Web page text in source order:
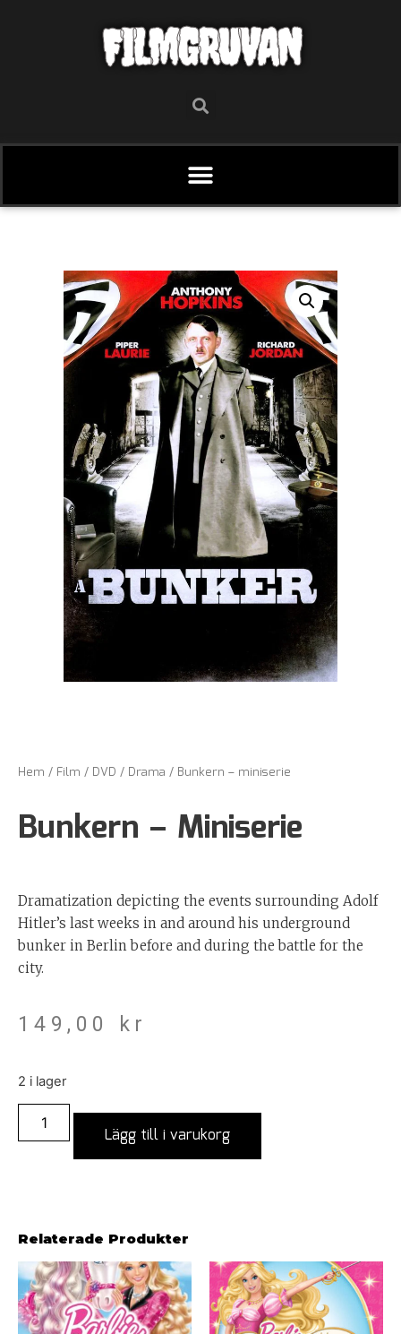
FILMGRUVAN
Hem / Film / DVD / Drama / Bunkern – miniserie
Bunkern – Miniserie
Dramatization depicting the events surrounding Adolf
Hitler’s last weeks in and around his underground
bunker in Berlin before and during the battle for the
city.
149,00 kr
2 i lager
Lägg till i varukorg
Relaterade Produkter